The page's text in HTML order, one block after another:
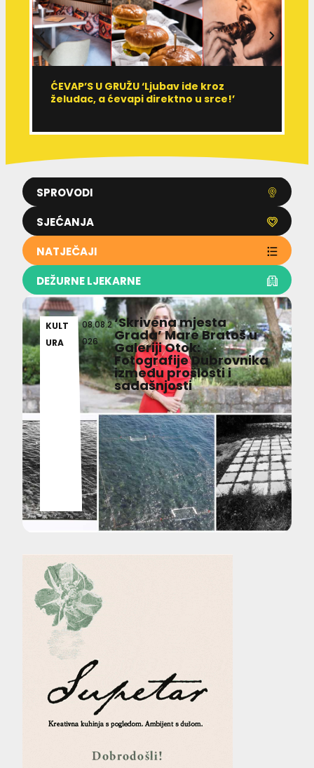
SPROVODI
SJEĆANJA
NATJEČAJI
DEŽURNE LJEKARNE
ĆEVAP’S U GRUŽU ‘Ljubav ide kroz
želudac, a ćevapi direktno u srce!’
KULT
URA
08.08.2
026
‘Skrivena mjesta
Grada’ Mare Bratoš u
Galeriji Otok:
Fotografije Dubrovnika
između prošlosti i
sadašnjosti